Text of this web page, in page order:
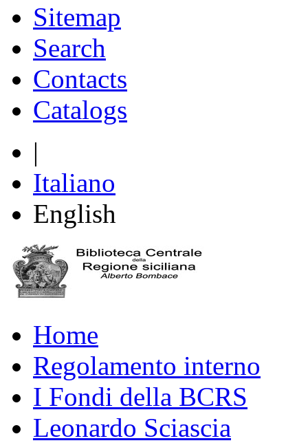
Sitemap
Search
Contacts
Catalogs
|
Italiano
English
Home
Regolamento interno
I Fondi della BCRS
Leonardo Sciascia